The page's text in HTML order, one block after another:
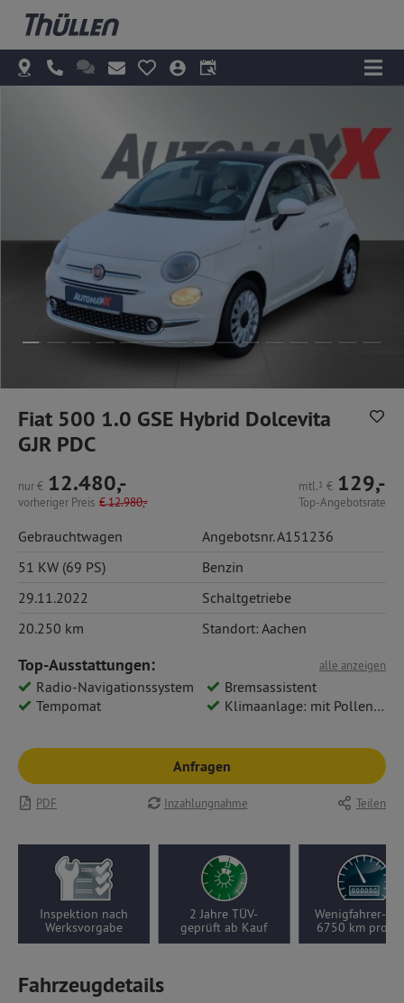
Fiat 500 1.0 GSE Hybrid Dolcevita
GJR PDC
nur€ 12.480,-
vorheriger Preis €12.980,-
mtl.1 € 129,-
Top-Angebotsrate
Gebrauchtwagen
Angebotsnr. A151236
51 KW (69 PS)
Benzin
29.11.2022
Schaltgetriebe
20.250 km
Standort: Aachen
alle anzeigen
Top-Ausstattungen:
Radio-Navigationssystem
Bremsassistent
Tempomat
Klimaanlage: mit Pollenfilter
Anfragen
PDF Inzahlungnahme Teilen
Inspektion nach
Werksvorgabe
2 Jahre TÜV-
geprüft ab Kauf
Wenigfahrer-
6750 km pro
Fahrzeugdetails